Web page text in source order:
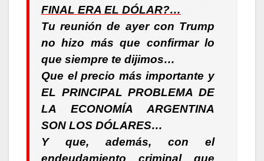
FINAL ERA EL DÓLAR?…
Tu reunión de ayer con Trump
no hizo más que confirmar lo
que siempre te dijimos…
Que el precio más importante y
EL PRINCIPAL PROBLEMA DE
LA ECONOMÍA ARGENTINA
SON LOS DÓLARES…
Y que, además, con el
endeudamiento criminal que